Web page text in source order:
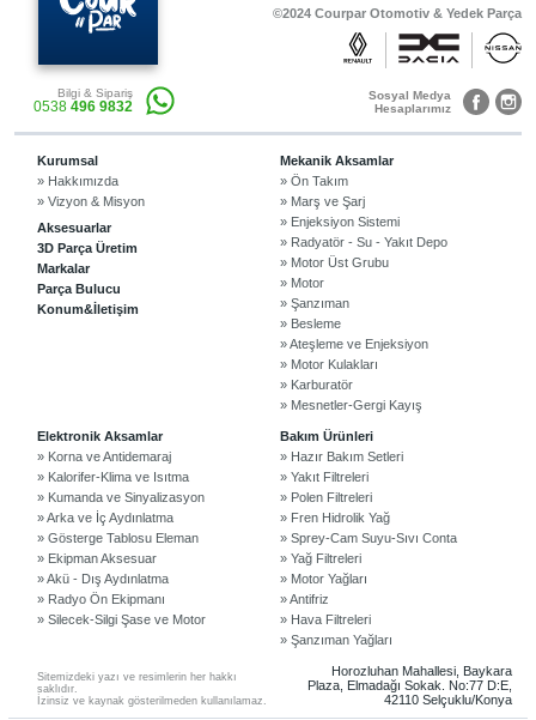
3D baskı teknolojisiyle üretiyor,
müşterilerimize çözüm sunuyoruz.
©2024 Courpar Otomotiv & Yedek Parça
©2024 Courpar Otomotiv & Yedek Parça
Bilgi & Sipariş
0538 496 9832
Sosyal Medya
Hesaplarımız
Sitemizdeki yazı ve resimlerin her hakkı
saklıdır.
İzinsiz ve kaynak gösterilmeden kullanılamaz.
Horozluhan Mahallesi, Baykara
Plaza, Elmadağı Sokak. No:77 D:E,
42110 Selçuklu/Konya
Kurumsal
» Hakkımızda
» Vizyon & Misyon
Aksesuarlar
3D Parça Üretim
Markalar
Parça Bulucu
Konum&İletişim
Mekanik Aksamlar
» Ön Takım
» Marş ve Şarj
» Enjeksiyon Sistemi
» Radyatör - Su - Yakıt Depo
» Motor Üst Grubu
» Motor
» Şanzıman
» Besleme
» Ateşleme ve Enjeksiyon
» Motor Kulakları
» Karburatör
» Mesnetler-Gergi Kayış
Elektronik Aksamlar
» Korna ve Antidemaraj
» Kalorifer-Klima ve Isıtma
» Kumanda ve Sinyalizasyon
» Arka ve İç Aydınlatma
» Gösterge Tablosu Eleman
» Ekipman Aksesuar
» Akü - Dış Aydınlatma
» Radyo Ön Ekipmanı
» Silecek-Silgi Şase ve Motor
Bakım Ürünleri
» Hazır Bakım Setleri
» Yakıt Filtreleri
» Polen Filtreleri
» Fren Hidrolik Yağ
» Sprey-Cam Suyu-Sıvı Conta
» Yağ Filtreleri
» Motor Yağları
» Antifriz
» Hava Filtreleri
» Şanzıman Yağları